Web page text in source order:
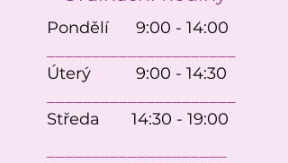
Pondělí 9:00 - 14:00
Úterý 9:00 - 14:30
Středa 14:30 - 19:00